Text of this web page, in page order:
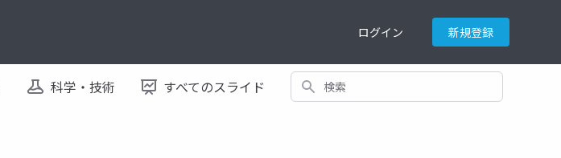
ログイン 新規登録
科学・技術 すべてのスライド 検索